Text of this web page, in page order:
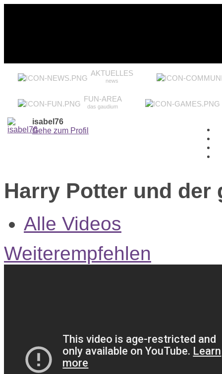
AKTUELLES
news
FUN-AREA
das gaudium
isabel76
Gehe zum Profil
Harry Potter und der
Alle Videos
Weiterempfehlen